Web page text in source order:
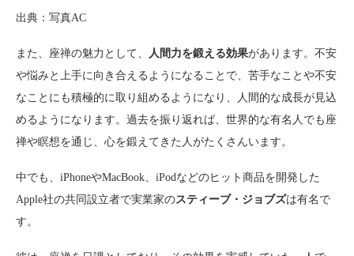
出典：写真AC
また、座禅の魅力として、 人間力を鍛える効果があります。不安
や悩みと上手に向き合えるようになることで、苦手なことや不安
なことにも積極的に取り組めるようになり、人間的な成長が見込
めるようになります。過去を振り返れば、世界的な有名人でも座
禅や瞑想を通じ、心を鍛えてきた人がたくさんいます。
中でも、iPhoneやMacBook、iPodなどのヒット商品を開発した
Apple社の共同設立者で実業家のスティーブ・ジョブズは有名で
す。